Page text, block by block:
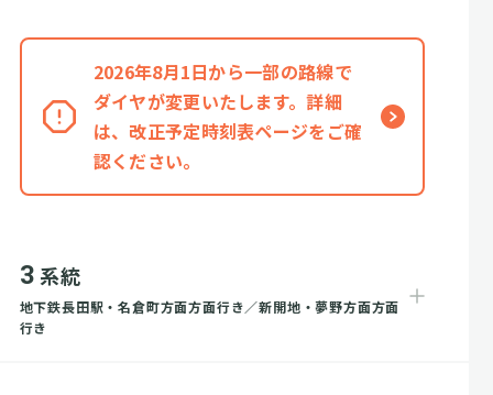
2026年8月1日から一部の路線で
ダイヤが変更いたします。詳細
は、改正予定時刻表ページをご確
認ください。
3 系統
地下鉄長田駅・名倉町方面方面行き／新開地・夢野方面方面
行き